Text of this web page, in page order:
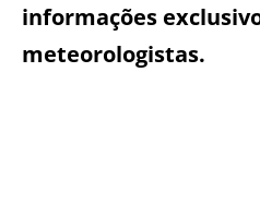
informações
meteorologistas.